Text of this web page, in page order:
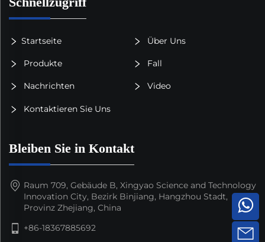
Startseite Über Uns
Produkte Fall
Nachrichten Video
Kontaktieren Sie Uns
Bleiben Sie in Kontakt
Raum 709, Gebäude B, Xingyao Science and Technology
Innovation City, Bezirk Binjiang, Hangzhou Stadt,
Provinz Zhejiang, China
+86-18367885692